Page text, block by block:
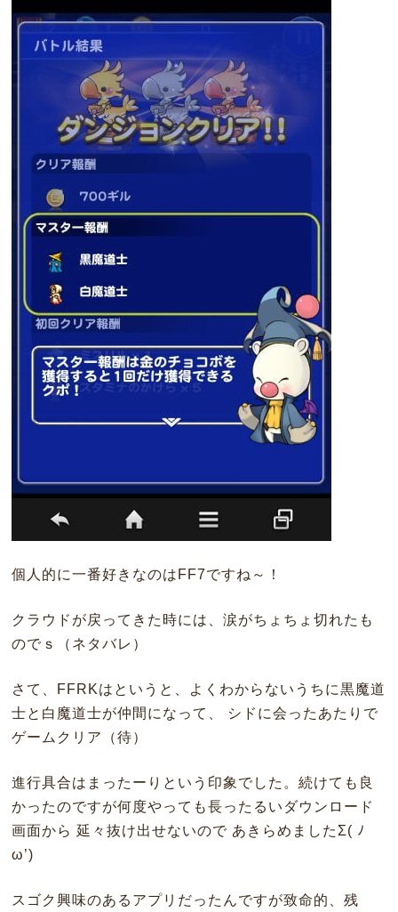
個人的に一番好きなのはFF7ですね～！
クラウドが戻ってきた時には、涙がちょちょ切れたも
のでｓ（ネタバレ）
さて、FFRKはというと、よくわからないうちに黒魔道
士と白魔道士が仲間になって、 シドに会ったあたりで
ゲームクリア（待）
進行具合はまったーりという印象でした。続けても良
かったのですが何度やっても長ったるいダウンロード
画面から 延々抜け出せないので あきらめましたΣ( ﾉ
ω’)
スゴク興味のあるアプリだったんですが致命的、残